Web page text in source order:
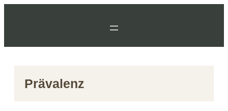
Prävalenz